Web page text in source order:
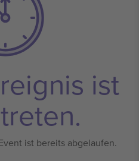
ist
ist bereits abgelaufen.